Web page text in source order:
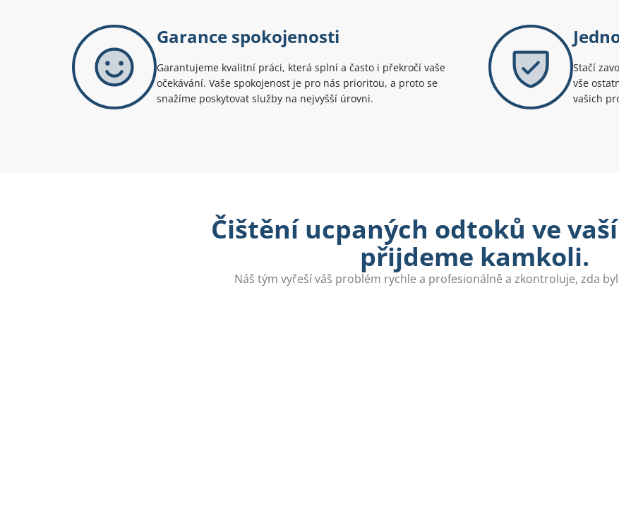
Garance spokojenosti
Garantujeme kvalitní práci, která splní a často i překročí vaše
očekávání. Vaše spokojenost je pro nás prioritou, a proto se
snažíme poskytovat služby na nejvyšší úrovni.
Stačí
vše
vašich
Čištění ucpaných odtoků ve
přijdeme kamkoli.
Náš tým vyřeší váš problém rychle a profesionálně a zkontroluje, zda